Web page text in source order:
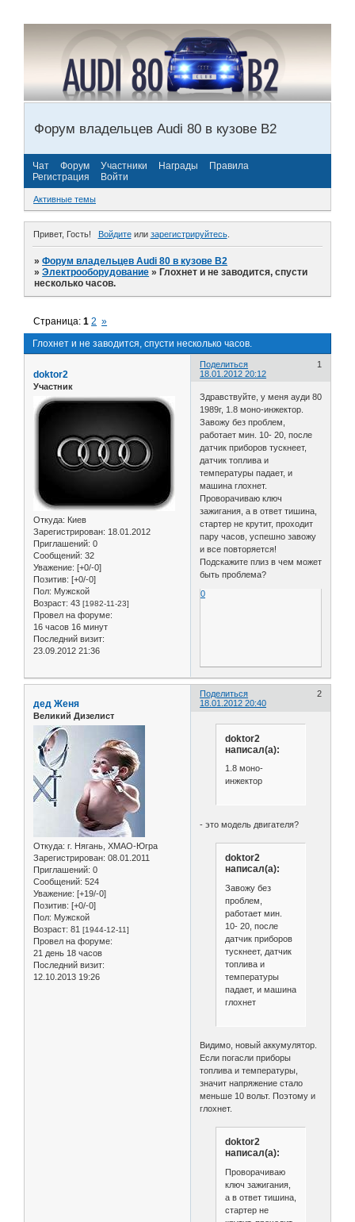
Форум владельцев Audi 80 в кузове В2
Чат Форум Участники Награды
Правила
Регистрация
Войти
Активные темы
Привет, Гость! Войдитеили зарегистрируйтесь.
»Форум владельцев Audi 80 в кузове В2
»Электрооборудование »Глохнет и не заводится, спусти
несколько часов.
Глохнет и не заводится, спусти несколько часов.
Страница:1 2 »
Поделиться
1
18.01.2012 20:12
doktor2
Участник
Откуда: Киев
Зарегистрирован: 18.01.2012
Приглашений: 0
Сообщений: 32
Уважение: [+0/-0]
Позитив: [+0/-0]
Пол: Мужской
Возраст: 43 [1982-11-23]
Провел на форуме:
16 часов 16 минут
Последний визит:
23.09.2012 21:36
Здравствуйте, у меня ауди 80
1989г, 1.8 моно-инжектор.
Завожу без проблем,
работает мин. 10- 20, после
датчик приборов тускнеет,
датчик топлива и
температуры падает, и
машина глохнет.
Проворачиваю ключ
зажигания, а в ответ тишина,
стартер не крутит, проходит
пару часов, успешно завожу
и все повторяется!
Подскажите плиз в чем может
быть проблема?
0
Поделиться
2
18.01.2012 20:40
дед Женя
Великий Дизелист
Откуда: г. Нягань, ХМАО-Югра
Зарегистрирован: 08.01.2011
Приглашений: 0
Сообщений: 524
Уважение: [+19/-0]
Позитив: [+0/-0]
Пол: Мужской
Возраст: 81 [1944-12-11]
Провел на форуме:
21 день 18 часов
Последний визит:
12.10.2013 19:26
doktor2
написал(а):
1.8 моно-
инжектор
- это модель двигателя?
doktor2
написал(а):
Завожу без
проблем,
работает мин.
10- 20, после
датчик приборов
тускнеет, датчик
топлива и
температуры
падает, и машина
глохнет
Видимо, новый аккумулятор.
Если погасли приборы
топлива и температуры,
значит напряжение стало
меньше 10 вольт. Поэтому и
глохнет.
doktor2
написал(а):
Проворачиваю
ключ зажигания,
а в ответ тишина,
стартер не